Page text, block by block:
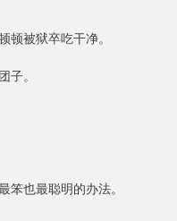
顿被狱卒吃干净。
子。
也最聪明的办法。